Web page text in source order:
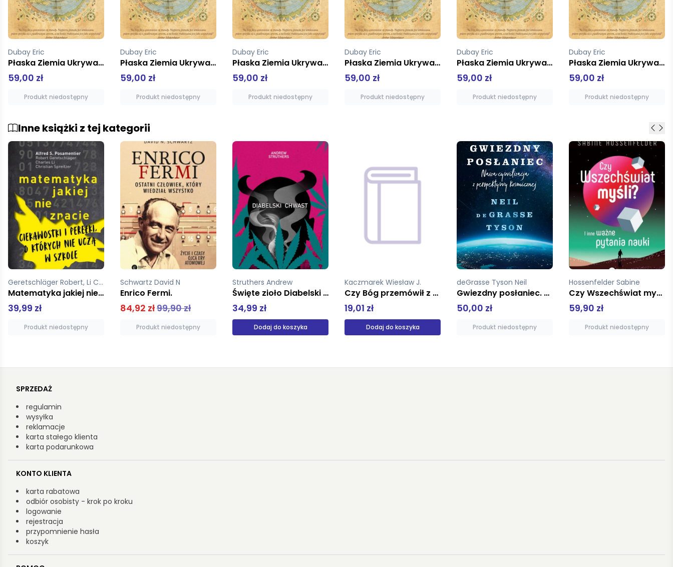
Dubay Eric
Płaska Ziemia Ukrywana Prawda
59,00 zł
Produkt niedostępny
Dubay Eric
Płaska Ziemia Ukrywana Prawda
59,00 zł
Produkt niedostępny
Dubay Eric
Płaska Ziemia Ukrywana Prawda
59,00 zł
Produkt niedostępny
Dubay Eric
Płaska Ziemia Ukrywana Prawda
59,00 zł
Produkt niedostępny
Dubay Eric
Płaska Ziemia Ukrywana Prawda
59,00 zł
Produkt niedostępny
Dubay Eric
Płaska Ziemia Ukrywana Prawda
59,00 zł
Produkt niedostępny
Inne książki z tej kategorii
Schwartz David N
Enrico Fermi.
84,92 zł
Produkt niedostępny
Struthers Andrew
34,99 zł
Dodaj do koszyka
Kaczmarek Wiesław J.
Czy Bóg przemówił z komputera?
19,01 zł
Dodaj do koszyka
deGrasse Tyson Neil
Gwiezdny posłaniec. Nasza cywilizacja z perspektywy kosmicznej.
50,00 zł
Produkt niedostępny
Hossenfelder Sabine
Czy Wszechświat myśli?
59,90 zł
Produkt niedostępny
Mersini-Houghton Laura
Przed Wielkim Wybuchem
49,99 zł
Produkt niedostępny
SPRZEDAŻ
regulamin
wysyłka
reklamacje
karta stałego klienta
karta podarunkowa
KONTO KLIENTA
karta rabatowa
odbiór osobisty - krok po kroku
logowanie
rejestracja
przypomnienie hasła
koszyk